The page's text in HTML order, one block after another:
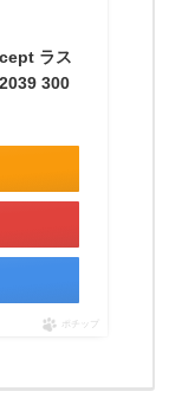
ラス
300
ポチップ